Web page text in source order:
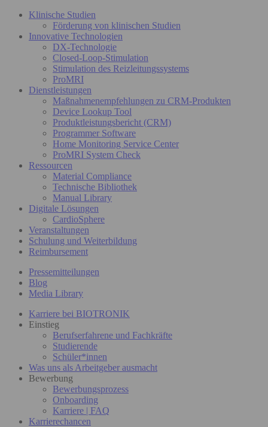
Klinische Studien
Förderung von klinischen Studien
Innovative Technologien
DX-Technologie
Closed-Loop-Stimulation
Stimulation des Reizleitungssystems
ProMRI
Dienstleistungen
Maßnahmenempfehlungen zu CRM-Produkten
Device Lookup Tool
Produktleistungsbericht (CRM)
Programmer Software
Home Monitoring Service Center
ProMRI System Check
Ressourcen
Material Compliance
Technische Bibliothek
Manual Library
Digitale Lösungen
CardioSphere
Veranstaltungen
Schulung und Weiterbildung
Reimbursement
Pressemitteilungen
Blog
Media Library
Karriere bei BIOTRONIK
Einstieg
Berufserfahrene und Fachkräfte
Studierende
Schüler*innen
Was uns als Arbeitgeber ausmacht
Bewerbung
Bewerbungsprozess
Onboarding
Karriere | FAQ
Karrierechancen